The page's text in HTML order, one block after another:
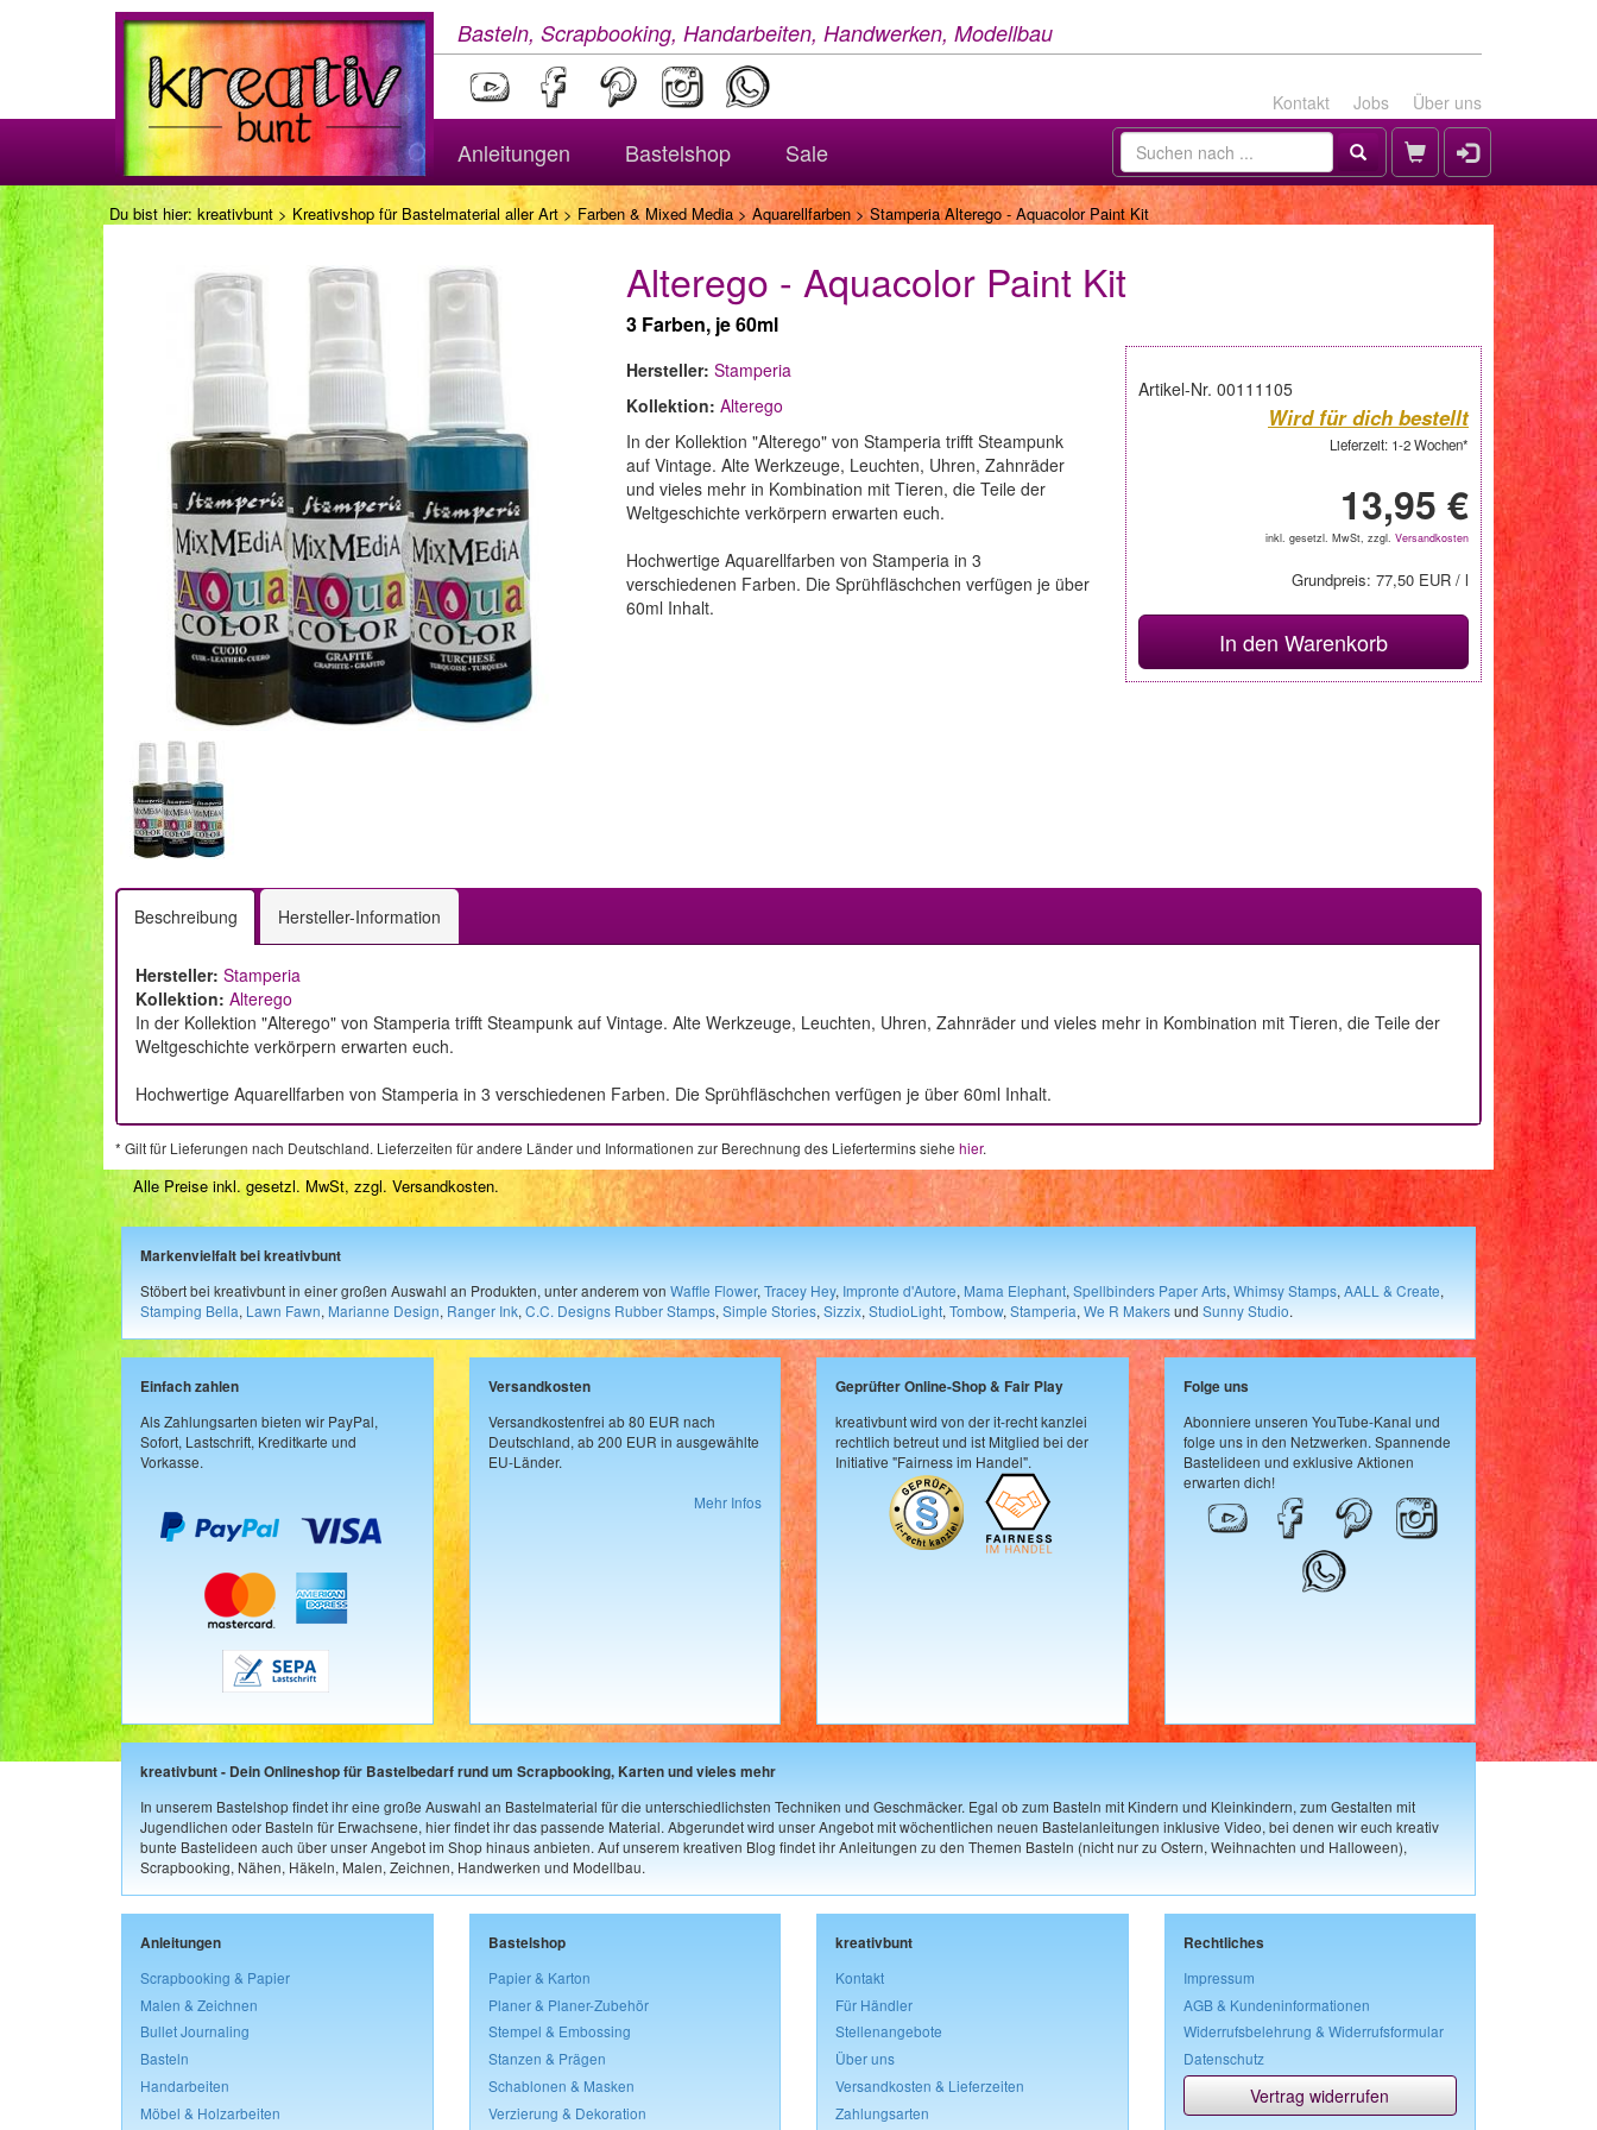
Basteln, Scrapbooking, Handarbeiten, Handwerken, Modellbau
Kontakt Jobs Über uns
Anleitungen Bastelshop Sale
Du bist hier: kreativbunt > Kreativshop für Bastelmaterial aller Art> Farben & Mixed Media>Aquarellfarben > Stamperia Alterego - Aquacolor Paint Kit
Alterego - Aquacolor Paint Kit
3 Farben, je 60ml
Artikel-Nr. 00111105
Wird für dich bestellt
Lieferzeit: 1-2 Wochen*
13,95 €
inkl. gesetzl. MwSt, zzgl. Versandkosten
Grundpreis: 77,50 EUR / l
In den Warenkorb
Hersteller: Stamperia
Kollektion: Alterego
In der Kollektion "Alterego" von Stamperia trifft Steampunk
auf Vintage. Alte Werkzeuge, Leuchten, Uhren, Zahnräder
und vieles mehr in Kombination mit Tieren, die Teile der
Weltgeschichte verkörpern erwarten euch.
Hochwertige Aquarellfarben von Stamperia in 3
verschiedenen Farben. Die Sprühfläschchen verfügen je über
60ml Inhalt.
Beschreibung Hersteller-Information
Hersteller: Stamperia
Kollektion: Alterego
In der Kollektion "Alterego" von Stamperia trifft Steampunk auf Vintage. Alte Werkzeuge, Leuchten, Uhren, Zahnräder und vieles mehr in Kombination mit Tieren, die Teile der
Weltgeschichte verkörpern erwarten euch.
Hochwertige Aquarellfarben von Stamperia in 3 verschiedenen Farben. Die Sprühfläschchen verfügen je über 60ml Inhalt.
* Gilt für Lieferungen nach Deutschland. Lieferzeiten für andere Länder und Informationen zur Berechnung des Liefertermins siehe hier.
Alle Preise inkl. gesetzl. MwSt, zzgl. Versandkosten.
Markenvielfalt bei kreativbunt
Stöbert bei kreativbunt in einer großen Auswahl an Produkten, unter anderem von Waffle Flower, Tracey Hey, Impronte d'Autore, Mama Elephant, Spellbinders Paper Arts, Whimsy Stamps, AALL & Create,
Stamping Bella, Lawn Fawn, Marianne Design, Ranger Ink, C.C. Designs Rubber Stamps, Simple Stories, Sizzix, StudioLight, Tombow, Stamperia, We R Makersund Sunny Studio.
Einfach zahlen
Als Zahlungsarten bieten wir PayPal,
Sofort, Lastschrift, Kreditkarte und
Vorkasse.
Versandkosten
Versandkostenfrei ab 80 EUR nach
Deutschland, ab 200 EUR in ausgewählte
EU-Länder.
Mehr Infos
Geprüfter Online-Shop & Fair Play
kreativbunt wird von der it-recht kanzlei
rechtlich betreut und ist Mitglied bei der
Initiative "Fairness im Handel".
Folge uns
Abonniere unseren YouTube-Kanal und
folge uns in den Netzwerken. Spannende
Bastelideen und exklusive Aktionen
erwarten dich!
kreativbunt - Dein Onlineshop für Bastelbedarf rund um Scrapbooking, Karten und vieles mehr
In unserem Bastelshop findet ihr eine große Auswahl an Bastelmaterial für die unterschiedlichsten Techniken und Geschmäcker. Egal ob zum Basteln mit Kindern und Kleinkindern, zum Gestalten mit
Jugendlichen oder Basteln für Erwachsene, hier findet ihr das passende Material. Abgerundet wird unser Angebot mit wöchentlichen neuen Bastelanleitungen inklusive Video, bei denen wir euch kreativ
bunte Bastelideen auch über unser Angebot im Shop hinaus anbieten. Auf unserem kreativen Blog findet ihr Anleitungen zu den Themen Basteln (nicht nur zu Ostern, Weihnachten und Halloween),
Scrapbooking, Nähen, Häkeln, Malen, Zeichnen, Handwerken und Modellbau.
Anleitungen
Scrapbooking & Papier
Malen & Zeichnen
Bullet Journaling
Basteln
Handarbeiten
Möbel & Holzarbeiten
Bastelshop
Papier & Karton
Planer & Planer-Zubehör
Stempel & Embossing
Stanzen & Prägen
Schablonen & Masken
Verzierung & Dekoration
kreativbunt
Kontakt
Für Händler
Stellenangebote
Über uns
Versandkosten & Lieferzeiten
Zahlungsarten
Rechtliches
Impressum
AGB & Kundeninformationen
Widerrufsbelehrung & Widerrufsformular
Datenschutz
Vertrag widerrufen